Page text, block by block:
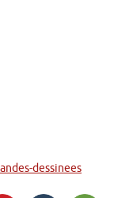
dessinees